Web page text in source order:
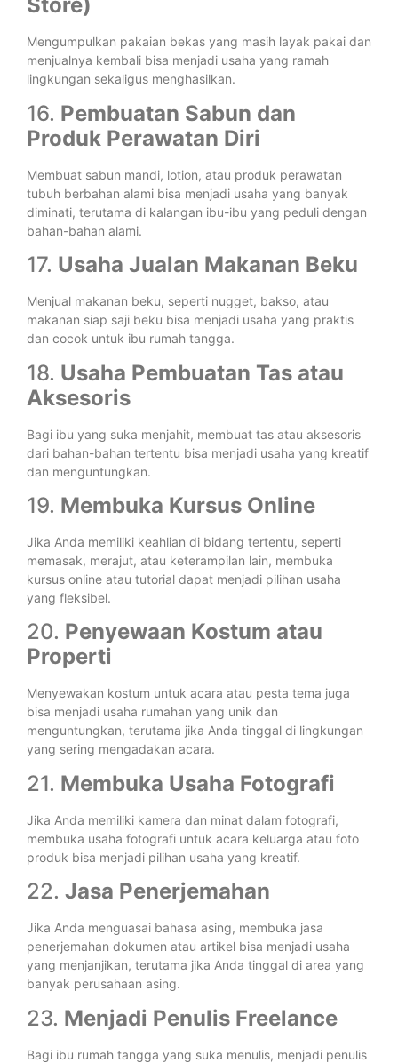
Store)
Mengumpulkan pakaian bekas yang masih layak pakai dan
menjualnya kembali bisa menjadi usaha yang ramah
lingkungan sekaligus menghasilkan.
16. Pembuatan Sabun dan
Produk Perawatan Diri
Membuat sabun mandi, lotion, atau produk perawatan
tubuh berbahan alami bisa menjadi usaha yang banyak
diminati, terutama di kalangan ibu-ibu yang peduli dengan
bahan-bahan alami.
17. Usaha Jualan Makanan Beku
Menjual makanan beku, seperti nugget, bakso, atau
makanan siap saji beku bisa menjadi usaha yang praktis
dan cocok untuk ibu rumah tangga.
18. Usaha Pembuatan Tas atau
Aksesoris
Bagi ibu yang suka menjahit, membuat tas atau aksesoris
dari bahan-bahan tertentu bisa menjadi usaha yang kreatif
dan menguntungkan.
19. Membuka Kursus Online
Jika Anda memiliki keahlian di bidang tertentu, seperti
memasak, merajut, atau keterampilan lain, membuka
kursus online atau tutorial dapat menjadi pilihan usaha
yang fleksibel.
20. Penyewaan Kostum atau
Properti
Menyewakan kostum untuk acara atau pesta tema juga
bisa menjadi usaha rumahan yang unik dan
menguntungkan, terutama jika Anda tinggal di lingkungan
yang sering mengadakan acara.
21. Membuka Usaha Fotografi
Jika Anda memiliki kamera dan minat dalam fotografi,
membuka usaha fotografi untuk acara keluarga atau foto
produk bisa menjadi pilihan usaha yang kreatif.
22. Jasa Penerjemahan
Jika Anda menguasai bahasa asing, membuka jasa
penerjemahan dokumen atau artikel bisa menjadi usaha
yang menjanjikan, terutama jika Anda tinggal di area yang
banyak perusahaan asing.
23. Menjadi Penulis Freelance
Bagi ibu rumah tangga yang suka menulis, menjadi penulis